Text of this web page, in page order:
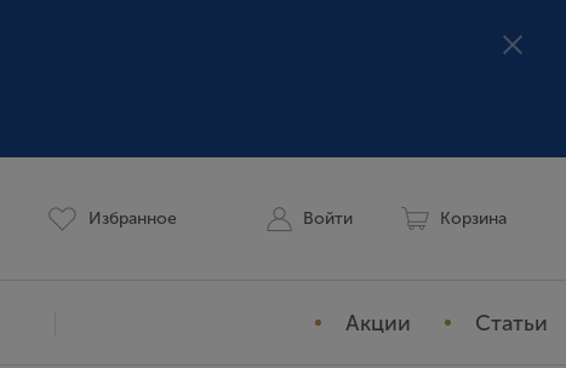
Избранное Войти Корзина
Акции Статьи